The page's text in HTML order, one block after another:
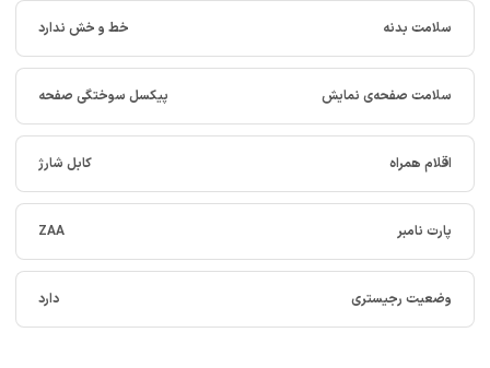
سلامت بدنه خط و خش ندارد
سلامت صفحه‌ی نمایش پیکسل سوختگی صفحه
اقلام همراه کابل شارژ
پارت نامبر ZAA
وضعیت رجیستری دارد